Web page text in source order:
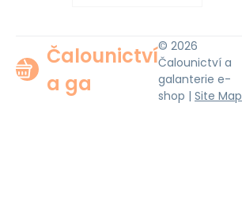
Čalounictví
a ga
© 2026
Čalounictví a
galanterie e-
shop | Site Map